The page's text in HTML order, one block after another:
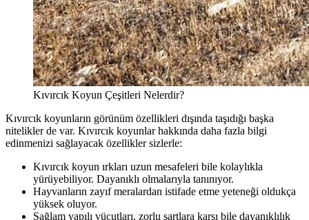
Kıvırcık Koyun Çeşitleri Nelerdir?
Kıvırcık koyunların görünüm özellikleri dışında taşıdığı başka
nitelikler de var. Kıvırcık koyunlar hakkında daha fazla bilgi
edinmenizi sağlayacak özellikler sizlerle:
Kıvırcık koyun ırkları uzun mesafeleri bile kolaylıkla
yürüyebiliyor. Dayanıklı olmalarıyla tanınıyor.
Hayvanların zayıf meralardan istifade etme yeteneği oldukça
yüksek oluyor.
Sağlam yapılı vücutları, zorlu şartlara karşı bile dayanıklılık